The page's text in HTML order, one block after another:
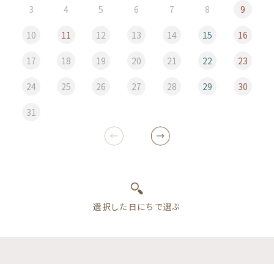
3 4 5 6 7 8 9
10 11 12 13 14 15 16
17 18 19 20 21 22 23
24 25 26 27 28 29 30
31